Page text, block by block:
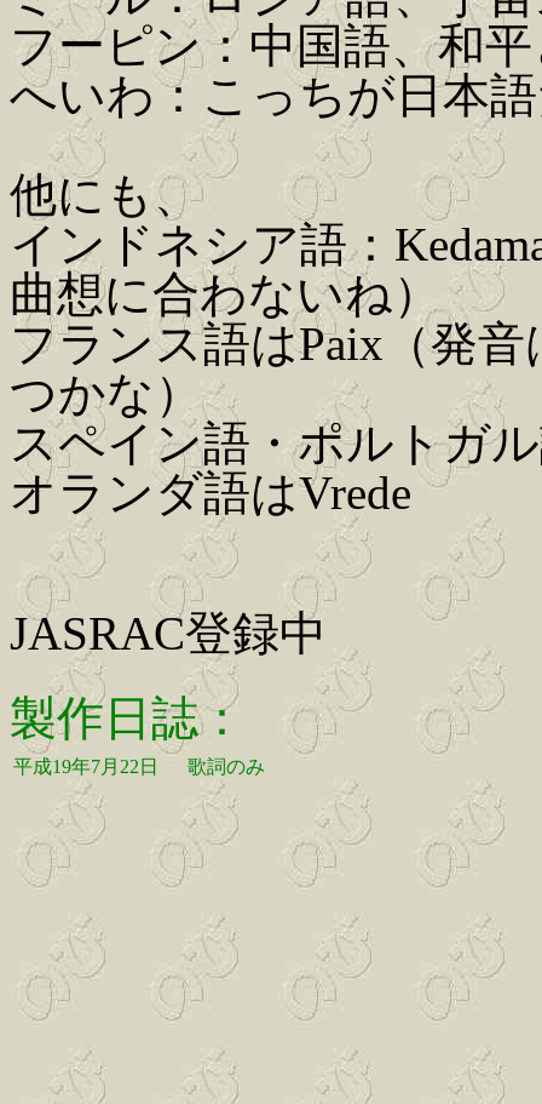
フーピン：中国語、和
へいわ：こっちが日本
他にも、
インドネシア語：
曲想に合わないね）
フランス語はPaix（発
つかな）
スペイン語・ポルトガ
オランダ語はVrede
JASRAC登録中
製作日誌：
平成19年7月22日 歌詞のみ